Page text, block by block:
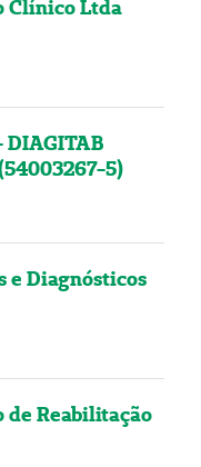
Clínico Ltda
DIAGITAB
5)
e Diagnósticos
de Reabilitação